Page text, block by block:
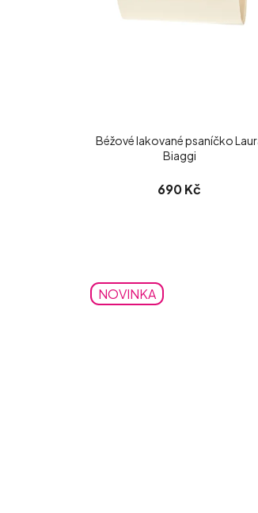
Béžové lakované psaníčko
Biaggi
690 Kč
NOVINKA